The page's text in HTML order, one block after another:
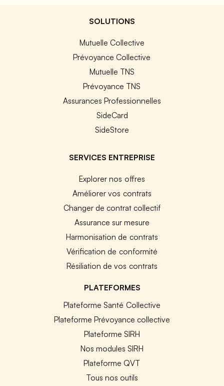
SOLUTIONS
Mutuelle Collective
Prévoyance Collective
Mutuelle TNS
Prévoyance TNS
Assurances Professionnelles
SideCard
SideStore
SERVICES ENTREPRISE
Explorer nos offres
Améliorer vos contrats
Changer de contrat collectif
Assurance sur mesure
Harmonisation de contrats
Vérification de conformité
Résiliation de vos contrats
PLATEFORMES
Plateforme Santé Collective
Plateforme Prévoyance collective
Plateforme SIRH
Nos modules SIRH
Plateforme QVT
Tous nos outils